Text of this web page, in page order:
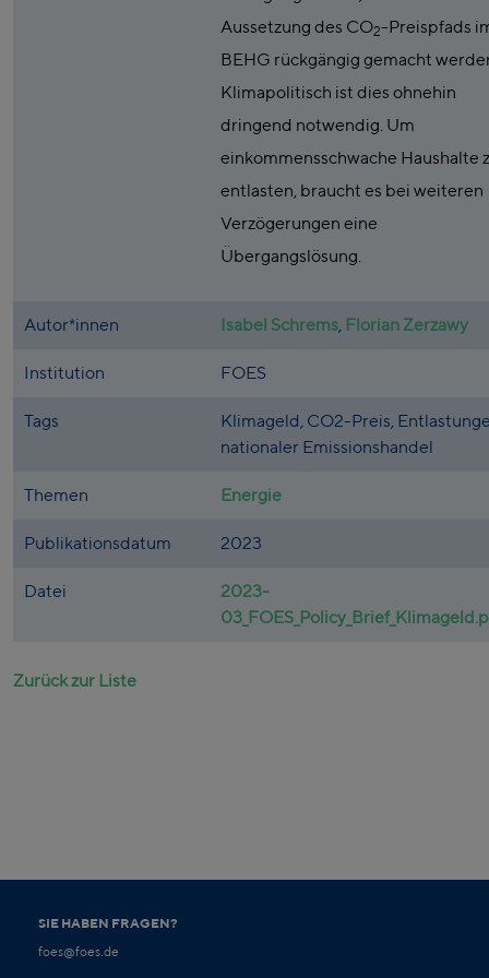
Aussetzung des CO2-Preispfads
BEHG rückgängig gemacht
Klimapolitisch ist dies ohnehin
dringend notwendig. Um
einkommensschwache Haushalte
entlasten, braucht es bei weiteren
Verzögerungen eine
Übergangslösung.
Autor*innen Isabel Schrems Florian Zerzawy
Institution FOES
Tags
Klimageld, CO2-Preis,
nationaler Emissionshandel
Themen Energie
Publikationsdatum 2023
Datei
2023-
Zurück zur Liste
SIE HABEN FRAGEN?
foes@foes.de